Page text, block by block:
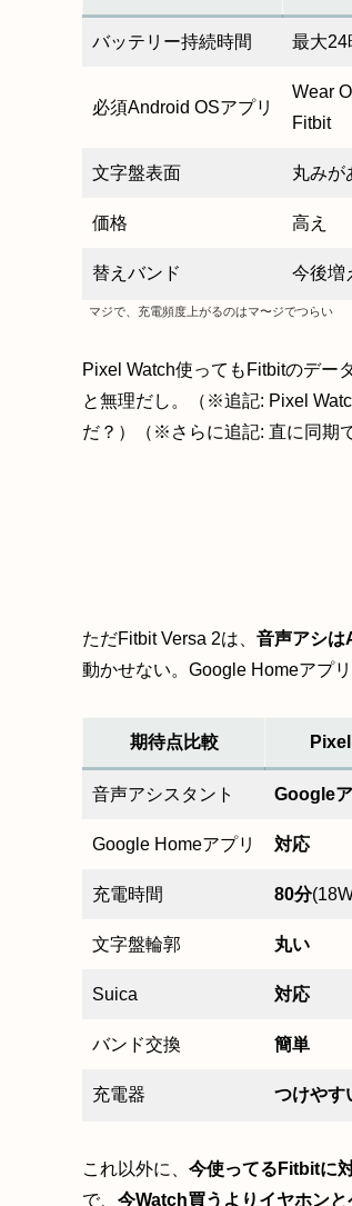
バッテリー持続時間 最大24
必須Android OSアプリ
Wear
Fitbit
文字盤表面 丸みが
価格 高え
替えバンド 今後増
マジで、充電頻度上がるのはマ〜ジでつらい
Pixel Watch使ってもFitbitのデー
と無理だし。（※追記: Pixel
だ？）（※さらに追記: 直に同期
ただFitbit Versa 2は、 音声アシは
動かせない。Google Homeアプ
期待点比較
音声アシスタント Google
Google Homeアプリ 対応
充電時間 80分
文字盤輪郭 丸い
Suica 対応
バンド交換 簡単
充電器 つけやす
これ以外に、 今使ってるFitbitに
で、 今Watch買うよりイヤホン